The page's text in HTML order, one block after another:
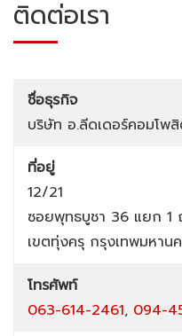
ติดต่อเรา
ชื่อธุรกิจ
บริษัท อ.ลีดเดอร์คอมโพ
ที่อยู่
12/21
ซอยพุทธบูชา 36 แยก 1
เขตทุ่งครุ กรุงเทพมหาน
โทรศัพท์
063-614-2461, 094-